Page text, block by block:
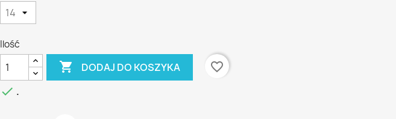
Ilość
 DODAJ DO KOSZYKA
favorite_border
 .